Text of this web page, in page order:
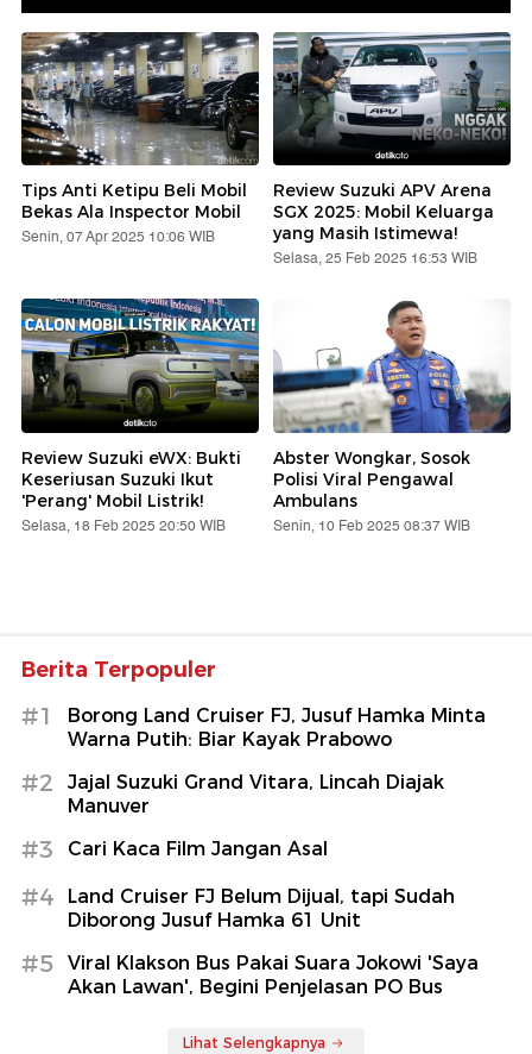
Tips Anti Ketipu Beli Mobil
Bekas Ala Inspector Mobil
Senin, 07 Apr 2025 10:06 WIB
Review Suzuki APV Arena
SGX 2025: Mobil Keluarga
yang Masih Istimewa!
Selasa, 25 Feb 2025 16:53 WIB
Review Suzuki eWX: Bukti
Keseriusan Suzuki Ikut
'Perang' Mobil Listrik!
Selasa, 18 Feb 2025 20:50 WIB
Abster Wongkar, Sosok
Polisi Viral Pengawal
Ambulans
Senin, 10 Feb 2025 08:37 WIB
Berita Terpopuler
#1
Borong Land Cruiser FJ, Jusuf Hamka Minta
Warna Putih: Biar Kayak Prabowo
#2
Jajal Suzuki Grand Vitara, Lincah Diajak
Manuver
#3 Cari Kaca Film Jangan Asal
#4
Land Cruiser FJ Belum Dijual, tapi Sudah
Diborong Jusuf Hamka 61 Unit
#5
Viral Klakson Bus Pakai Suara Jokowi 'Saya
Akan Lawan', Begini Penjelasan PO Bus
Lihat Selengkapnya